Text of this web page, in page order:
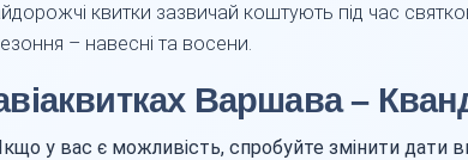
квитки зазвичай коштують під час
– навесні та восени.
Варшава –
у вас є можливість, спробуйте змінити дати